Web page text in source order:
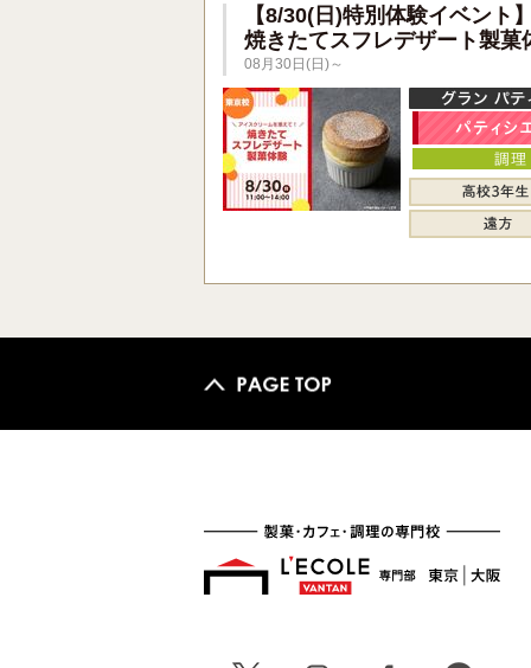
【8/30(日)特別体験イベント
焼きたてスフレデザート製菓
08月30日(日)～